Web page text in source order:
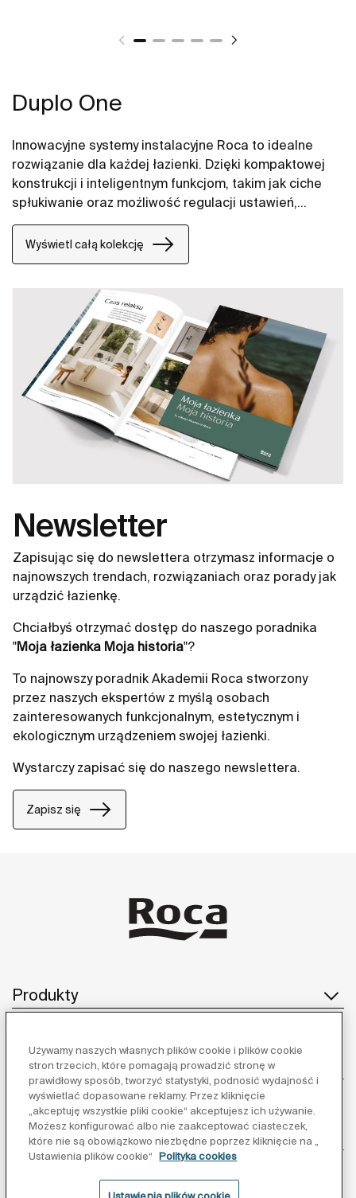
Duplo One
Innowacyjne systemy instalacyjne Roca to idealne
rozwiązanie dla każdej łazienki. Dzięki kompaktowej
konstrukcji i inteligentnym funkcjom, takim jak ciche
spłukiwanie oraz możliwość regulacji ustawień,
instalacja staje się niezwykle prosta. Dodatkowo,
każdy system został zaprojektowany z myślą o
oszczędzaniu wody, aby możliwe było jej efektywne
środowisko jest kluczowym elementem tej
technologii, wspierając zrównoważone
gospodarowanie zasobami wodnymi i ograniczając jej
zużycie bez kompromisów w kwestii funkcjonalności.
Wyświetl całą kolekcję
Newsletter
Zapisując się do newslettera otrzymasz informacje o
najnowszych trendach, rozwiązaniach oraz porady jak
urządzić łazienkę.
Chciałbyś otrzymać dostęp do naszego poradnika
"Moja łazienka Moja historia"?
To najnowszy poradnik Akademii Roca stworzony
przez naszych ekspertów z myślą osobach
zainteresowanych funkcjonalnym, estetycznym i
ekologicznym urządzeniem swojej łazienki.
Wystarczy zapisać się do naszego newslettera.
Zapisz się
Produkty
Obsługa klienta
O nas
Używamy naszych własnych plików cookie i plików cookie
stron trzecich, które pomagają prowadzić stronę w
prawidłowy sposób, tworzyć statystyki, podnosić wydajność i
wyświetlać dopasowane reklamy. Przez kliknięcie
„akceptuję wszystkie pliki cookie“ akceptujesz ich używanie.
Możesz konfigurować albo nie zaakceptować ciasteczek,
które nie są obowiązkowo niezbędne poprzez kliknięcie na „
Ustawienia plików cookie“
Polityka cookies